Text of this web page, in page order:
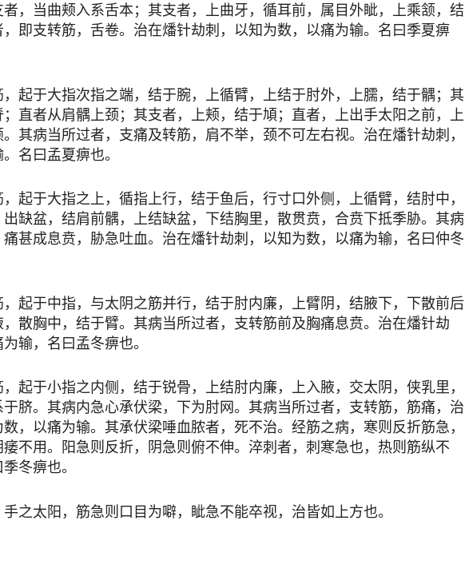
，当曲颊入系舌本；其支者，上曲牙，循耳前，属目外眦，上乘颔，结
即支转筋，舌卷。治在燔针劫刺，以知为数，以痛为输。名曰季夏痹
于大指次指之端，结于腕，上循臂，上结于肘外，上臑，结于髃；其
直者从肩髃上颈；其支者，上颊，结于頄；直者，上出手太阳之前，上
其病当所过者，支痛及转筋，肩不举，颈不可左右视。治在燔针劫刺，
名曰孟夏痹也。
于大指之上，循指上行，结于鱼后，行寸口外侧，上循臂，结肘中，
出缺盆，结肩前髃，上结缺盆，下结胸里，散贯贲，合贲下抵季胁。其病
甚成息贲，胁急吐血。治在燔针劫刺，以知为数，以痛为输，名曰仲冬
于中指，与太阴之筋并行，结于肘内廉，上臂阴，结腋下，下散前后
散胸中，结于臂。其病当所过者，支转筋前及胸痛息贲。治在燔针劫
输，名曰孟冬痹也。
于小指之内侧，结于锐骨，上结肘内廉，上入腋，交太阴，侠乳里，
脐。其病内急心承伏梁，下为肘网。其病当所过者，支转筋，筋痛，治
，以痛为输。其承伏梁唾血脓者，死不治。经筋之病，寒则反折筋急，
不用。阳急则反折，阴急则俯不伸。淬刺者，刺寒急也，热则筋纵不
冬痹也。
太阳，筋急则口目为噼，眦急不能卒视，治皆如上方也。